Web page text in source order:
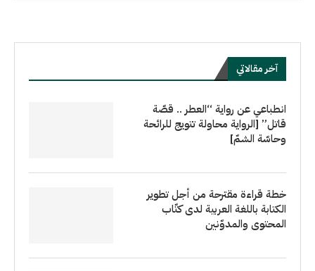
آخر مقالاتي
انطباعي عن رواية “العطر .. قصّة
قاتل” [الرواية محاولة تتويج للرائحة
وحاسّة الشمّ]
خطة قراءة مقترحة من أجل تطوير
الكتابة باللغة العربية لدى كتّاب
المحتوى والمدوّنين